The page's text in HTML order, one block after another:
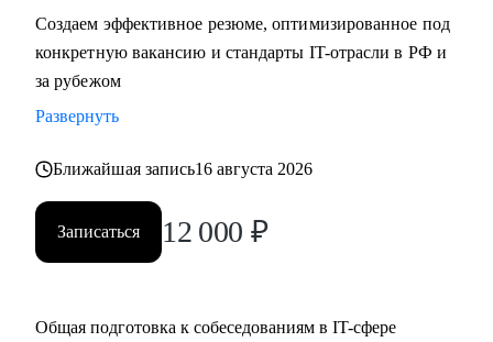
Создаем эффективное резюме, оптимизированное под
конкретную вакансию и стандарты IT-отрасли в РФ и
за рубежом
Развернуть
Ближайшая запись16 августа 2026
Записаться 12 000 ₽
Общая подготовка к собеседованиям в IT-сфере